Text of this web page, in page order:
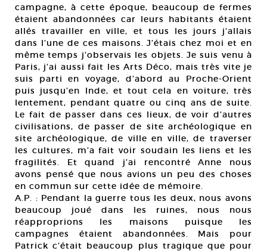
campagne, à cette époque, beaucoup de fermes
étaient abandonnées car leurs habitants étaient
allés travailler en ville, et tous les jours j’allais
dans l’une de ces maisons. J’étais chez moi et en
même temps j’observais les objets. Je suis venu à
Paris, j’ai aussi fait les Arts Déco, mais très vite je
suis parti en voyage, d’abord au Proche-Orient
puis jusqu’en Inde, et tout cela en voiture, très
lentement, pendant quatre ou cinq ans de suite.
Le fait de passer dans ces lieux, de voir d’autres
civilisations, de passer de site archéologique en
site archéologique, de ville en ville, de traverser
les cultures, m’a fait voir soudain les liens et les
fragilités. Et quand j’ai rencontré Anne nous
avons pensé que nous avions un peu des choses
en commun sur cette idée de mémoire.
A.P. : Pendant la guerre tous les deux, nous avons
beaucoup joué dans les ruines, nous nous
réapproprions les maisons puisque les
campagnes étaient abandonnées. Mais pour
Patrick c’était beaucoup plus tragique que pour